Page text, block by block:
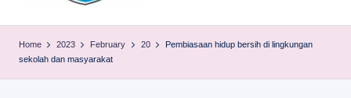
M
A
Home 2023 February 20
Pembiasaan hidup bersih di lingkungan
sekolah dan masyarakat